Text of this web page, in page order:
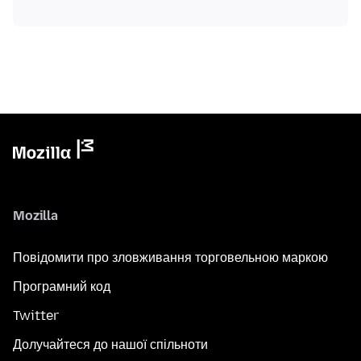
Mozilla
Повідомити про зловживання торговельною маркою
Програмний код
Twitter
Долучайтеся до нашої спільноти